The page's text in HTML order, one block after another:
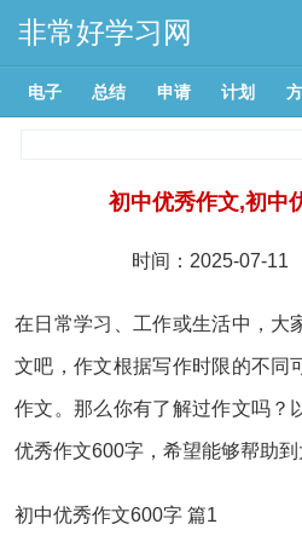
非常好学习网
电子 总结 申请 计划
初中优秀作文,初中
时间：2025-07-11
在日常学习、工作或生活中，大
文吧，作文根据写作时限的不同
作文。那么你有了解过作文吗？
优秀作文600字，希望能够帮助到
初中优秀作文600字 篇1